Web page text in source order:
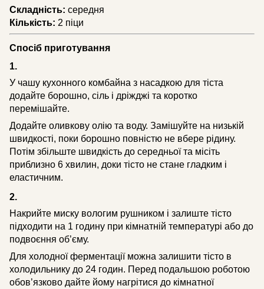
Складність: середня
Кількість: 2 піци
Спосіб приготування
1.
У чашу кухонного комбайна з насадкою для тіста
додайте борошно, сіль і дріжджі та коротко
перемішайте.
Додайте оливкову олію та воду. Замішуйте на низькій
швидкості, поки борошно повністю не вбере рідину.
Потім збільште швидкість до середньої та місіть
приблизно 6 хвилин, доки тісто не стане гладким і
еластичним.
2.
Накрийте миску вологим рушником і залиште тісто
підходити на 1 годину при кімнатній температурі або до
подвоєння об’єму.
Для холодної ферментації можна залишити тісто в
холодильнику до 24 годин. Перед подальшою роботою
обов’язково дайте йому нагрітися до кімнатної